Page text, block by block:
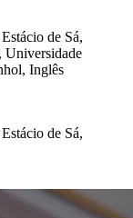
de Sá,
Inglês
de Sá,